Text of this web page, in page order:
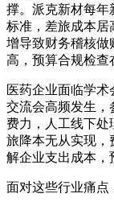
撑。派克新材每年
标准，差旅成本居
增导致财务稽核做
高，预算合规检查
医药企业面临学
交流会高频发生，
费力，人工线下
旅降本无从实现，
解企业支出成本，
面对这些行业痛点